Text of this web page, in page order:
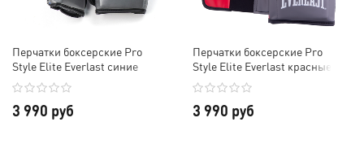
Перчатки боксерские Pro
Style Elite Everlast синие
3 990 руб
Перчатки боксерские Pro
Style Elite Everlast красные
3 990 руб